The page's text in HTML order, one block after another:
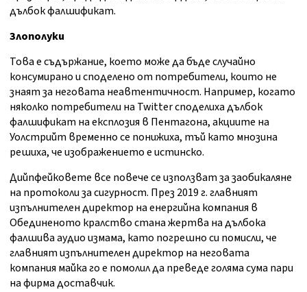
дълбок фалшификат.
Злополуки
Това е съдържание, което може да бъде случайно
консумирано и споделено от потребители, които не
знаят за неговата неавтентичност. Например, когато
няколко потребители на Twitter споделиха дълбок
фалшификат на експлозия в Пентагона, акциите на
Уолстрийт временно се понижиха, тъй като мнозина
решиха, че изображението е истинско.
Дийпфейковете все повече се използват за заобикаляне
на протоколи за сигурност. През 2019 г. главният
изпълнителен директор на енергийна компания в
Обединеното кралство стана жертва на дълбока
фалшива аудио измама, като погрешно си помисли, че
главният изпълнителен директор на неговата
компания майка го е помолил да преведе голяма сума пари
на фирма доставчик.